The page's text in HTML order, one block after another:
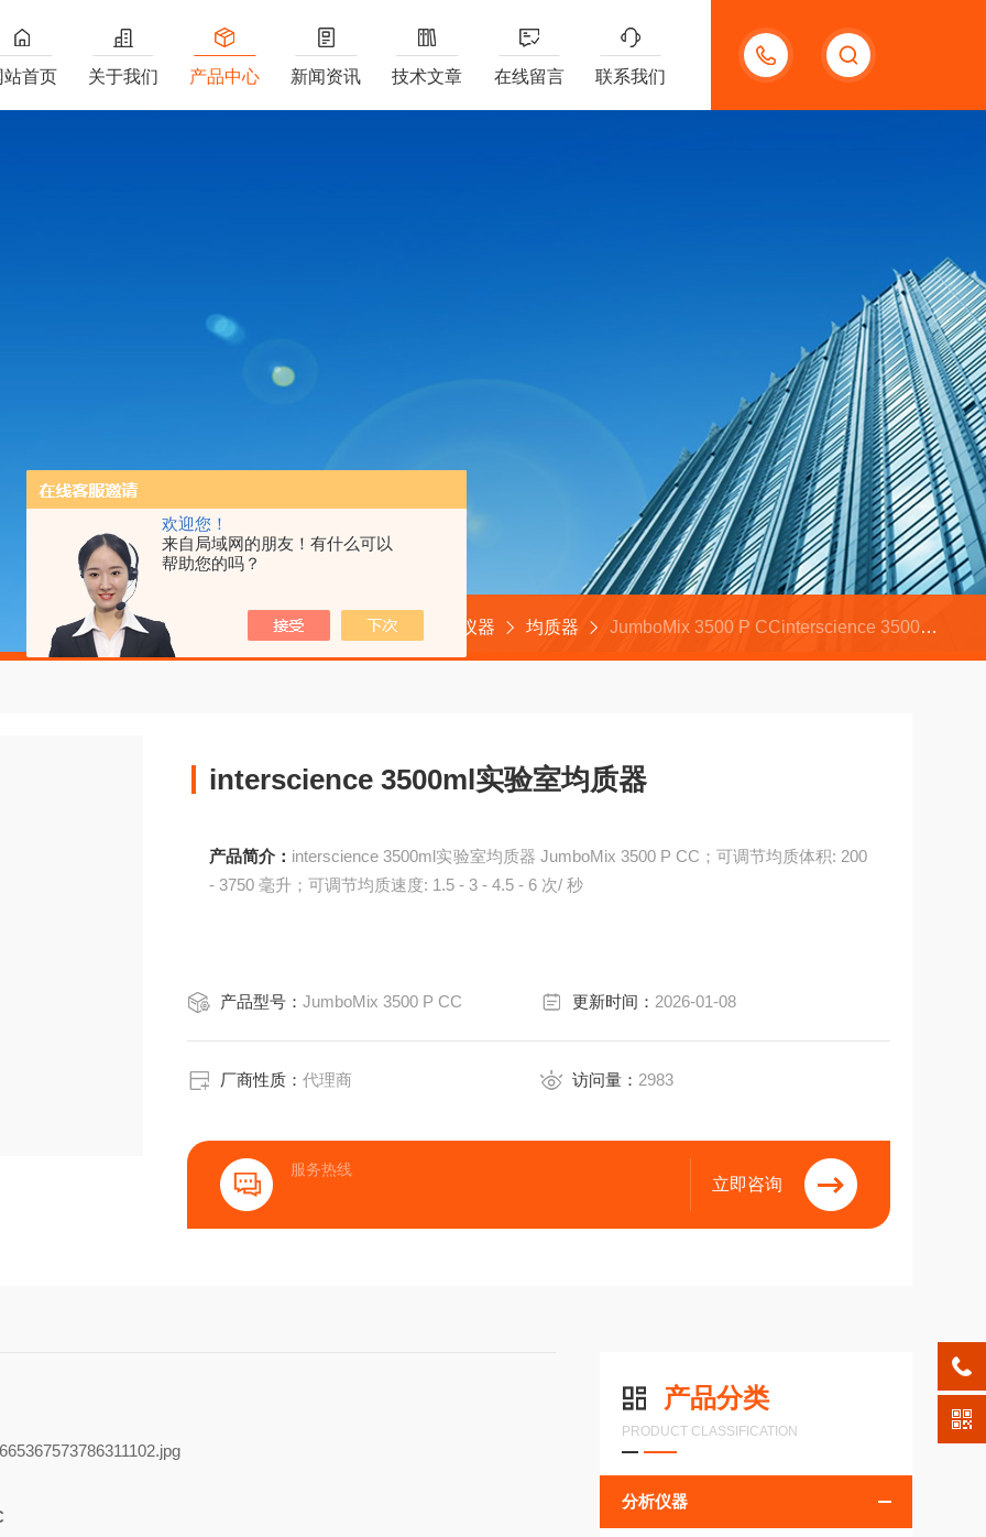
欢迎您！
来自局域网的朋友！有什么可以
帮助您的吗？
13585666743
站首页 关于我们 产品中心 新闻资讯 技术文章 在线留言 联系我们
首页 产品中心 分析仪器 均质器 JumboMix 3500 P CCinterscience 3500ml实验室均质器
interscience 3500ml实验室均质器
产品简介： interscience 3500ml实验室均质器 JumboMix 3500 P CC；可调节均质体积: 200
- 3750 毫升；可调节均质速度: 1.5 - 3 - 4.5 - 6 次/ 秒
产品型号：JumboMix 3500 P CC 更新时间： 2026-01-08
厂商性质：代理商 访问量： 2983
服务热线
立即咨询
产品分类
PRODUCT CLASSIFICATION
分析仪器